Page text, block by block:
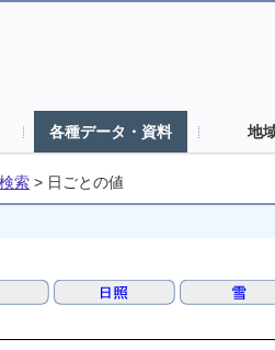
各種データ・資料 地
索 > 日ごとの値